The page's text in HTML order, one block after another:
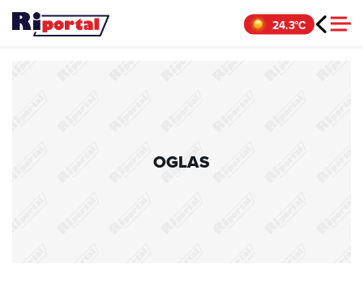
Skip
24.3°C
OGLAS